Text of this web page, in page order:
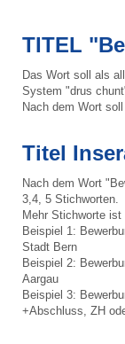
App's
Lehrstellen
finden
Lehrstellen
TITEL
Das Wort soll als
System "drus
Nach dem Wort
Titel
Nach dem Wort
3,4, 5 Stichworten.
Mehr Stichworte ist
Beispiel 1:
Stadt Bern
Beispiel 2:
Aargau
Beispiel 3:
+Abschluss, ZH